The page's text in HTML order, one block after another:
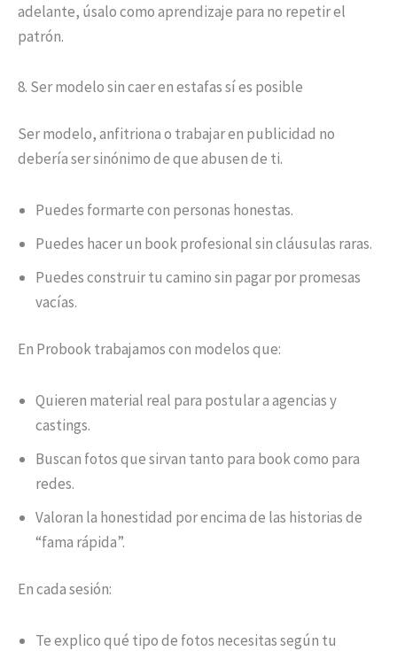
adelante, úsalo como aprendizaje para no repetir el
patrón.
8. Ser modelo sin caer en estafas sí es posible
Ser modelo, anfitriona o trabajar en publicidad no
debería ser sinónimo de que abusen de ti.
Puedes formarte con personas honestas.
Puedes hacer un book profesional sin cláusulas raras.
Puedes construir tu camino sin pagar por promesas
vacías.
En Probook trabajamos con modelos que:
Quieren material real para postular a agencias y
castings.
Buscan fotos que sirvan tanto para book como para
redes.
Valoran la honestidad por encima de las historias de
“fama rápida”.
En cada sesión:
Te explico qué tipo de fotos necesitas según tu